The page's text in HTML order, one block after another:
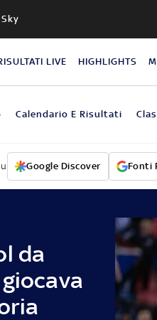
LIVE HIGHLIGHTS
Calendario E Risultati
Google Discover Fonti
da